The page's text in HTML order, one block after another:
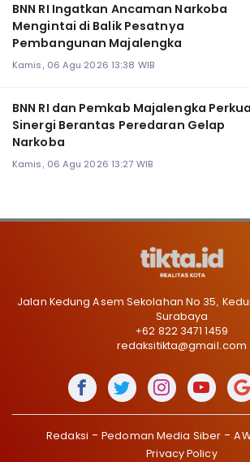
BNN RI Ingatkan Ancaman Narkoba
Mengintai di Balik Pesatnya
Pembangunan Majalengka
Kamis, 06 Agu 2026 13:38 WIB
BNN RI dan Pemkab Majalengka
Sinergi Berantas Peredaran Gelap
Narkoba
Kamis, 06 Agu 2026 13:27 WIB
Jalan Kedung Asem Sekolahan No 35,
Surabaya
+62 822 3471 1459
redaksitikta@gmail.com
Redaksi Pedoman Media Siber
Privacy Policy